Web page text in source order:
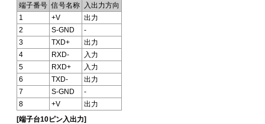
端子番号 信号名称
入出力方向
1
+V
出力
2
S-GND
-
3
TXD+
出力
4
RXD-
入力
5
RXD+
入力
6
TXD-
出力
7
S-GND
-
8
+V
出力
[端子台10ピン入出力]